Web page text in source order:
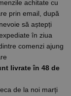
achitate cu
prin email, după
să aștepți
în ziua
comenzi ajung
livrate în 48 de
de la noi marți